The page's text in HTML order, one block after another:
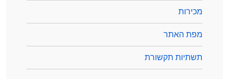
מכירות
מפת האתר
תשתיות תקשורת